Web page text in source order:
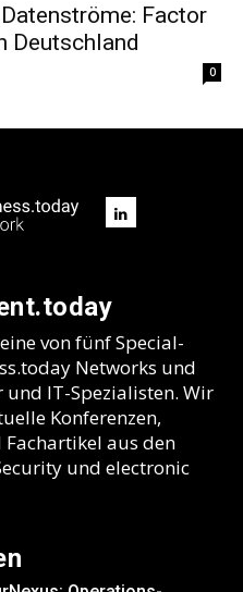
Factor
Deutschland
0
von fünf Special-
Networks und
IT-Spezialisten. Wir
Konferenzen,
aus den
und electronic